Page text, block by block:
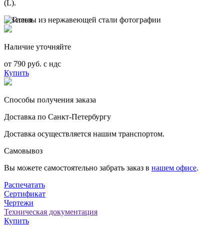
(L).
Наличие уточняйте
от 790 руб. с ндс
Купить
Способы получения заказа
Доставка по Санкт-Петербургу
Доставка осуществляется нашим транспортом.
Самовывоз
Вы можете самостоятельно забрать заказ в нашем офисе.
Распечатать
Сертификат
Чертежи
Техническая документация
Купить